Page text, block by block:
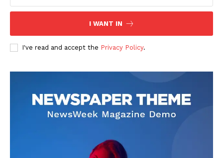
I WANT IN
I've read and accept the Privacy Policy.